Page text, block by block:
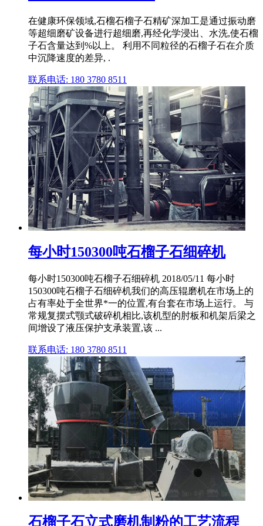
在健康环保领域,石榴石榴子石精矿深加工是通过振动磨
等超细磨矿设备进行超细磨,再经化学浸出、水洗,使石榴
子石含量达到%以上。 利用不同粒径的石榴子石在介质
中沉降速度的差异, .
联系电话: 180 3780 8511
每小时150300吨石榴子石细碎机
每小时150300吨石榴子石细碎机 2018/05/11 每小时
150300吨石榴子石细碎机我们的高压辊磨机在市场上的
占有率处于全世界*一的位置,有台套在市场上运行。 与
常规复摆式颚式破碎机相比,该机型的肘板和机架后梁之
间增设了液压保护支承装置,该 ...
联系电话: 180 3780 8511
石榴子石立式磨机制粉的工艺流程_